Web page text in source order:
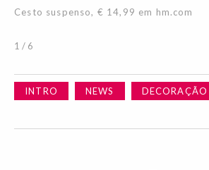
Cesto suspenso, € 14,99 em hm.com
1 / 6
INTRO NEWS DECORAÇÃO